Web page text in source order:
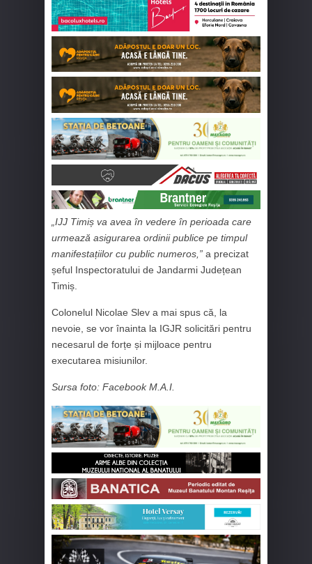
„IJJ Timiș va avea în vedere în perioada care
urmează asigurarea ordinii publice pe timpul
manifestațiilor cu public numeros,” a precizat
șeful Inspectoratului de Jandarmi Județean
Timiș.
Colonelul Nicolae Slev a mai spus că, la
nevoie, se vor înainta la IGJR solicitări pentru
necesarul de forțe și mijloace pentru
executarea misiunilor.
Sursa foto: Facebook M.A.I.